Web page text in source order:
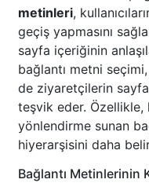
metinleri,
geçiş yapmasını
sayfa içeriğinin
bağlantı metni
de ziyaretçilerin
teşvik eder. Özellikle,
yönlendirme sunan
hiyerarşisini daha
Bağlantı Metinlerinin